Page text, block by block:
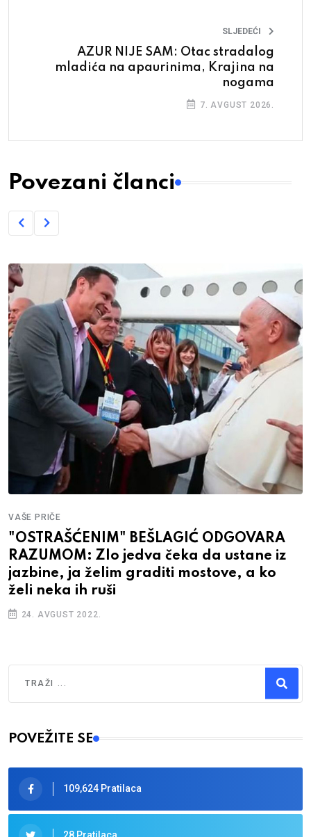
SLJEDEĆI
AZUR NIJE SAM: Otac stradalog
mladića na apaurinima, Krajina na
nogama
7. AVGUST 2026.
Povezani članci
VAŠE PRIČE
"OSTRAŠĆENIM" BEŠLAGIĆ ODGOVARA
RAZUMOM: Zlo jedva čeka da ustane iz
jazbine, ja želim graditi mostove, a ko
želi neka ih ruši
24. AVGUST 2022.
Type 2 or more characters for results.
POVEŽITE SE
109,624 Pratilaca